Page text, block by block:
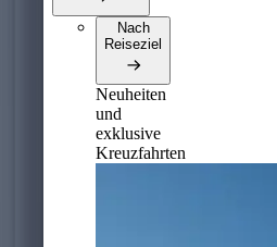
Nach
Reiseziel
Neuheiten
und
exklusive
Kreuzfahrten